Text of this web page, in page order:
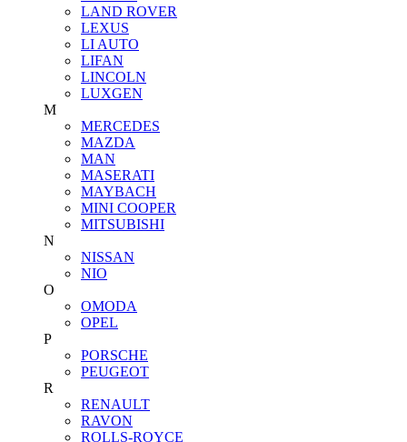
LAND ROVER
LEXUS
LI AUTO
LIFAN
LINCOLN
LUXGEN
M
MERCEDES
MAZDA
MAN
MASERATI
MAYBACH
MINI COOPER
MITSUBISHI
N
NISSAN
NIO
O
OMODA
OPEL
P
PORSCHE
PEUGEOT
R
RENAULT
RAVON
ROLLS-ROYCE